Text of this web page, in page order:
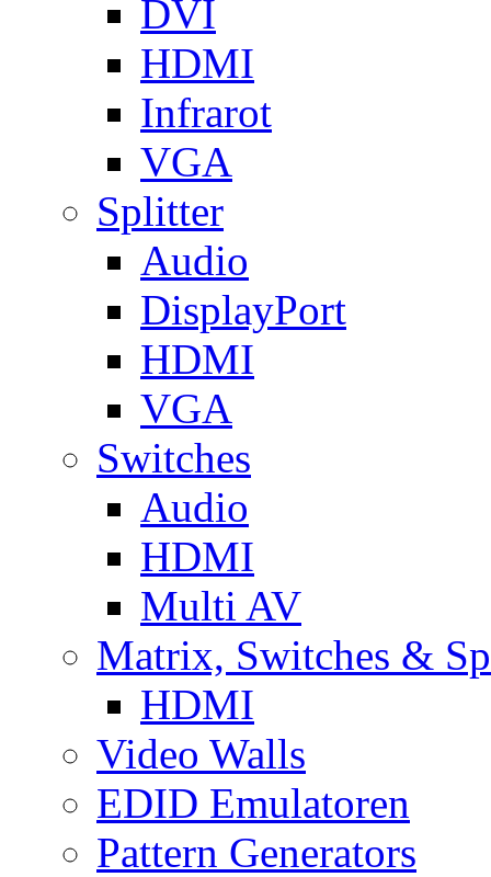
DVI
HDMI
Infrarot
VGA
Splitter
Audio
DisplayPort
HDMI
VGA
Switches
Audio
HDMI
Multi AV
Matrix, Switches &
HDMI
Video Walls
EDID Emulatoren
Pattern Generators